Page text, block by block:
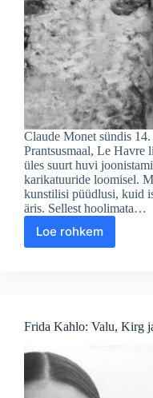
Claude Monet sündis
Prantsusmaal, Le Havre
üles suurt huvi
karikatuuride loomisel.
kunstilisi püüdlusi, kuid
äris. Sellest hoolimata…
Loe rohkem
Claude
Monet:
Poeet
Frida Kahlo: Valu, Kirg